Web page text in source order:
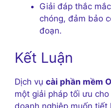
Giải đáp thắc
chóng, đảm bảo
đoạn.
Kết Luận
Dịch vụ cài phần mềm
một giải pháp tối ưu
doanh nghiệp muốn tiết